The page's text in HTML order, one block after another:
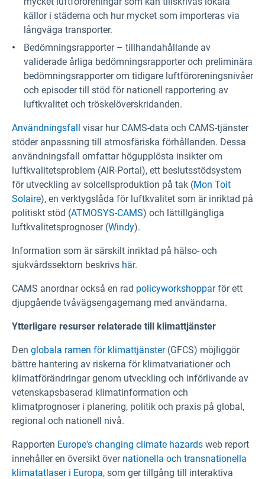
källor i städerna och hur mycket som importeras via
långväga transporter.
Bedömningsrapporter – tillhandahållande av
validerade årliga bedömningsrapporter och preliminära
bedömningsrapporter om tidigare luftföroreningsnivåer
och episoder till stöd för nationell rapportering av
luftkvalitet och tröskelöverskridanden.
Användningsfall visar hur CAMS-data och CAMS-tjänster
stöder anpassning till atmosfäriska förhållanden. Dessa
användningsfall omfattar högupplösta insikter om
luftkvalitetsproblem (AIR-Portal), ett beslutsstödsystem
för utveckling av solcellsproduktion på tak (Mon Toit
Solaire), en verktygslåda för luftkvalitet som är inriktad på
politiskt stöd (ATMOSYS-CAMS) och lättillgängliga
luftkvalitetsprognoser (Windy).
Information som är särskilt inriktad på hälso- och
sjukvårdssektorn beskrivs här.
CAMS anordnar också en rad policyworkshopparför ett
djupgående tvåvägsengagemang med användarna.
Ytterligare resurser relaterade till klimattjänster
Den globala ramen för klimattjänster(GFCS) möjliggör
bättre hantering av riskerna för klimatvariationer och
klimatförändringar genom utveckling och införlivande av
vetenskapsbaserad klimatinformation och
klimatprognoser i planering, politik och praxis på global,
regional och nationell nivå.
Rapporten Europe's changing climate hazards web report
innehåller en översikt över nationella och transnationella
klimatatlaser i Europa, som ger tillgång till interaktiva